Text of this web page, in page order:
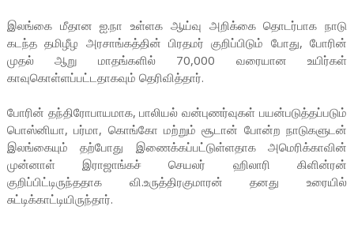
இலங்கை மீதான ஐ.நா உள்ளக ஆய்வு அறிக்கை தொடர்பாக நாடு
கடந்த தமிழீழ அரசாங்கத்தின் பிரதமர் குறிப்பிடும் போது, போரின்
முதல் ஆறு மாதங்களில் 70,000 வரையான உயிர்கள்
காவுகொள்ளப்பட்டதாகவும் தெரிவித்தார்.
போரின் தந்திரோபாயமாக, பாலியல் வன்புணர்வுகள் பயன்படுத்தப்படும்
பொஸ்னியா, பர்மா, கொங்கோ மற்றும் சூடான் போன்ற நாடுகளுடன்
இலங்கையும் தற்போது இணைக்கப்பட்டுள்ளதாக அமெரிக்காவின்
முன்னாள் இராஜாங்கச் செயலர் ஹிலாரி கிளின்ரன்
குறிப்பிட்டிருந்ததாக வி.உருத்திரகுமாரன் தனது உரையில்
சுட்டிக்காட்டியிருந்தார்.